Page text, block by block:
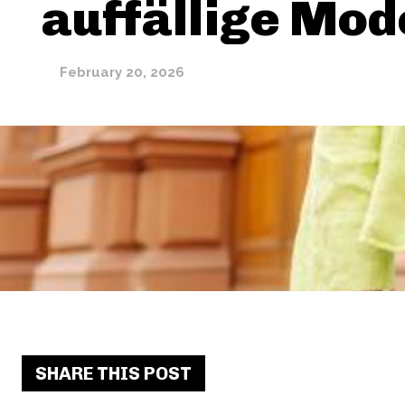
auffällige
February 20, 2026
SHARE THIS POST